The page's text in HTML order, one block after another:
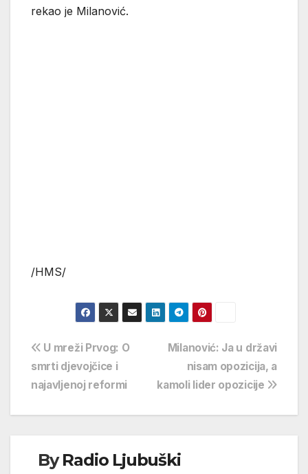
rekao je Milanović.
/HMS/
Navigacija
objava
Milanović: Ja u državi
nisam opozicija, a
kamoli lider opozicije
U mreži Prvog: O
smrti djevojčice i
najavljenoj reformi
ByRadio Ljubuški